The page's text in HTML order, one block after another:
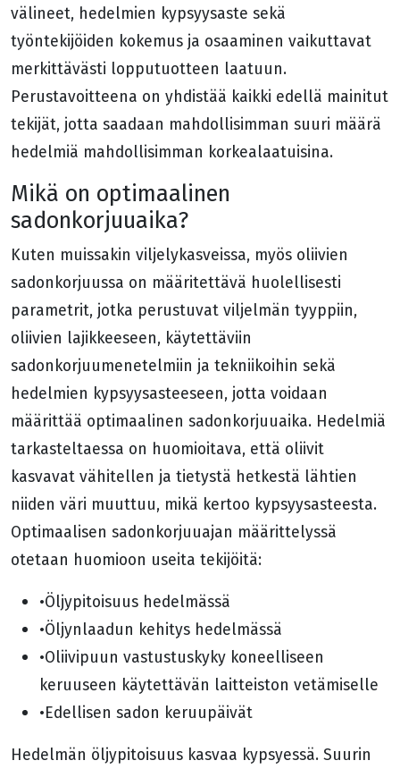
välineet, hedelmien kypsyysaste sekä
työntekijöiden kokemus ja osaaminen vaikuttavat
merkittävästi lopputuotteen laatuun.
Perustavoitteena on yhdistää kaikki edellä mainitut
tekijät, jotta saadaan mahdollisimman suuri määrä
hedelmiä mahdollisimman korkealaatuisina.
Mikä on optimaalinen
sadonkorjuuaika?
Kuten muissakin viljelykasveissa, myös oliivien
sadonkorjuussa on määritettävä huolellisesti
parametrit, jotka perustuvat viljelmän tyyppiin,
oliivien lajikkeeseen, käytettäviin
sadonkorjuumenetelmiin ja tekniikoihin sekä
hedelmien kypsyysasteeseen, jotta voidaan
määrittää optimaalinen sadonkorjuuaika. Hedelmiä
tarkasteltaessa on huomioitava, että oliivit
kasvavat vähitellen ja tietystä hetkestä lähtien
niiden väri muuttuu, mikä kertoo kypsyysasteesta.
Optimaalisen sadonkorjuuajan määrittelyssä
otetaan huomioon useita tekijöitä:
•Öljypitoisuus hedelmässä
•Öljynlaadun kehitys hedelmässä
•Oliivipuun vastustuskyky koneelliseen
keruuseen käytettävän laitteiston vetämiselle
•Edellisen sadon keruupäivät
Hedelmän öljypitoisuus kasvaa kypsyessä. Suurin